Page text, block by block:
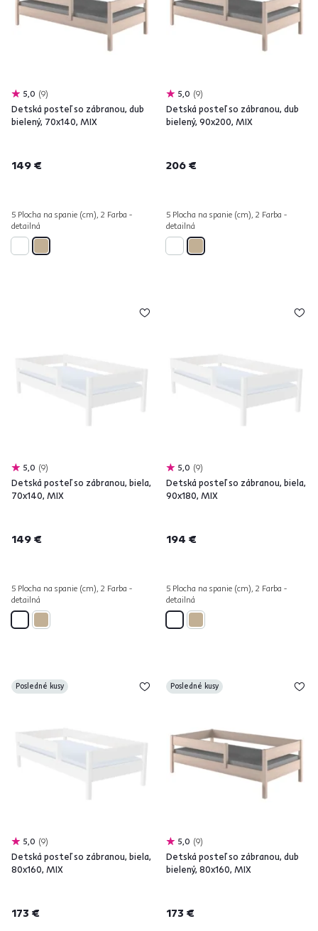
5,0 9
Detská posteľ so zábranou, dub
bielený, 70x140, MIX
149 €
5 Plocha na spanie (cm), 2 Farba -
detailná
5,0 9
Detská posteľ so zábranou, dub
bielený, 90x200, MIX
206 €
5 Plocha na spanie (cm), 2 Farba -
detailná
5,0 9
Detská posteľ so zábranou, biela,
70x140, MIX
149 €
5 Plocha na spanie (cm), 2 Farba -
detailná
5,0 9
Detská posteľ so zábranou, biela,
90x180, MIX
194 €
5 Plocha na spanie (cm), 2 Farba -
detailná
Posledné kusy
5,0 9
Detská posteľ so zábranou, biela,
80x160, MIX
173 €
Posledné kusy
5,0 9
Detská posteľ so zábranou, dub
bielený, 80x160, MIX
173 €